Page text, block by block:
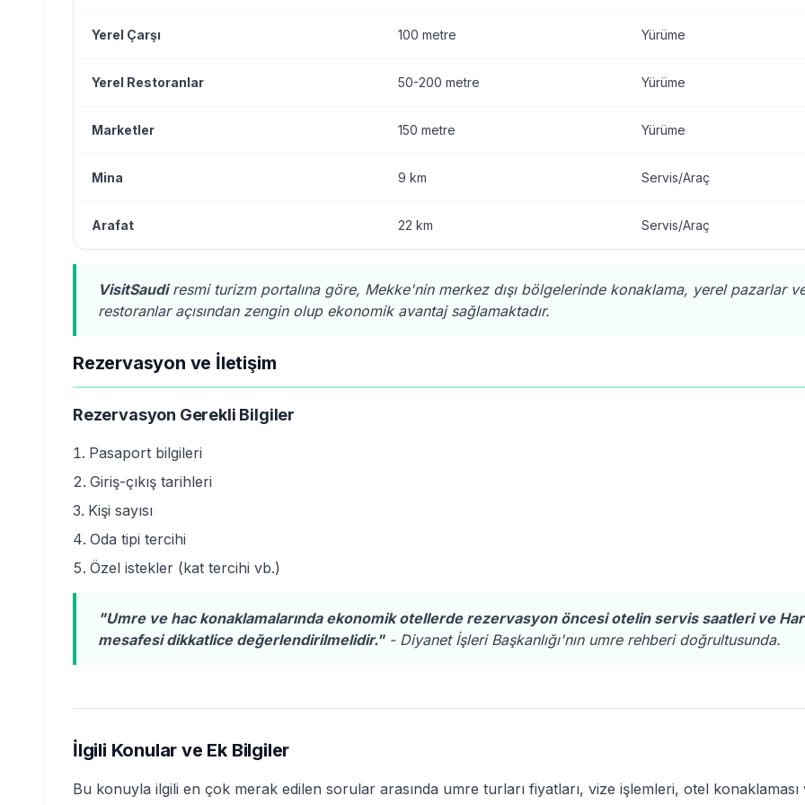
Yerel Çarşı 100 metre Yürüme
Yerel Restoranlar 50-200 metre Yürüme
Marketler 150 metre Yürüme
Mina 9 km Servis/Araç
Arafat 22 km Servis/Araç
VisitSaudiresmi turizm portalına göre, Mekke'nin merkez dışı bölgelerinde konaklama, yerel pazarlar
restoranlar açısından zengin olup ekonomik avantaj sağlamaktadır.
Rezervasyon ve İletişim
Rezervasyon Gerekli Bilgiler
Pasaport bilgileri
Giriş-çıkış tarihleri
Kişi sayısı
Oda tipi tercihi
Özel istekler (kat tercihi vb.)
"Umre ve hac konaklamalarında ekonomik otellerde rezervasyon öncesi otelin servis saatleri ve
mesafesi dikkatlice değerlendirilmelidir."- Diyanet İşleri Başkanlığı'nın umre rehberi doğrultusunda.
İlgili Konular ve Ek Bilgiler
Bu konuyla ilgili en çok merak edilen sorular arasında umre turları fiyatları, vize işlemleri, otel konaklaması